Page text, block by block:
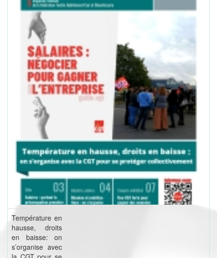
Température en
hausse, droits
en baisse: on
s’organise avec